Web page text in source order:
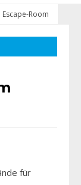
Room
für